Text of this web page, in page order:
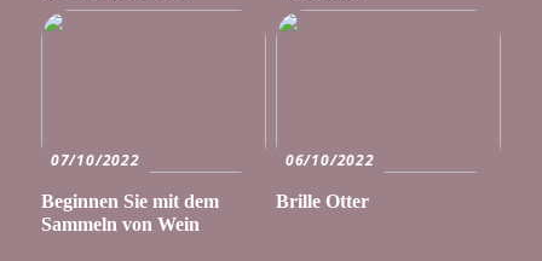
07/10/2022
Beginnen Sie mit dem
Sammeln von Wein
06/10/2022
Brille Otter